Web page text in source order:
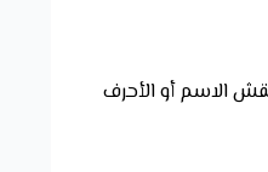
الاسم أو الأحرف